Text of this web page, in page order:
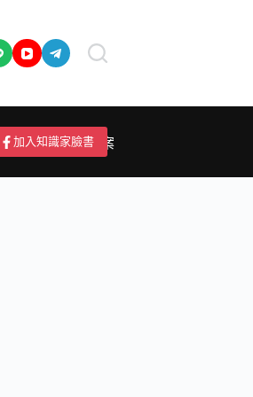
成為作者/投稿/提案
加入知識家臉書